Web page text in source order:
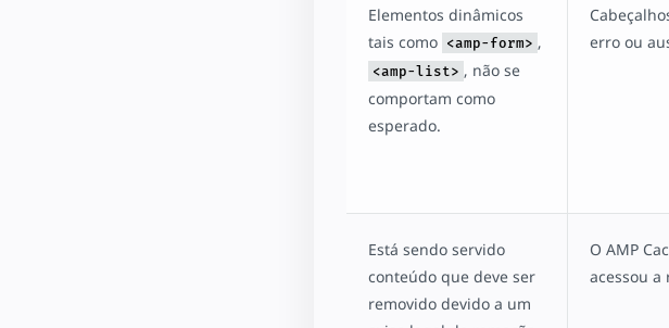
Elementos dinâmicos
tais como <amp-form> ,
<amp-list> , não se
comportam como
esperado.
erro ou
Está sendo servido
conteúdo que deve ser
removido devido a um
O AMP
acessou a